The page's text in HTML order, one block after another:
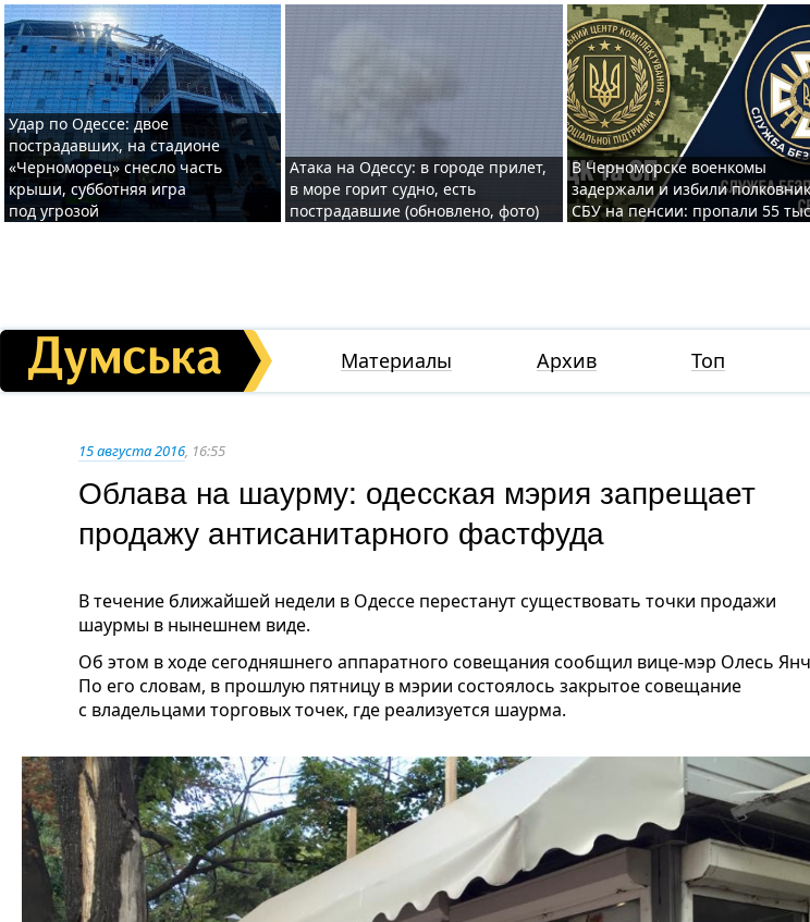
Удар по Одессе: двое
пострадавших, на стадионе
«Черноморец» снесло часть
крыши, субботняя игра
под угрозой
Атака на Одессу: в городе прилет,
в море горит судно, есть
пострадавшие (обновлено, фото)
В Черноморске военкомы
задержали и избили
СБУ на пенсии: пропали 55
Материалы Архив Топ
15 августа 2016, 16:55
Облава на шаурму: одесская мэрия запрещает
продажу антисанитарного фастфуда
В течение ближайшей недели в Одессе перестанут существовать точки продажи
шаурмы в нынешнем виде.
Об этом в ходе сегодняшнего аппаратного совещания сообщил вице-мэр Олесь
По его словам, в прошлую пятницу в мэрии состоялось закрытое совещание
с владельцами торговых точек, где реализуется шаурма.